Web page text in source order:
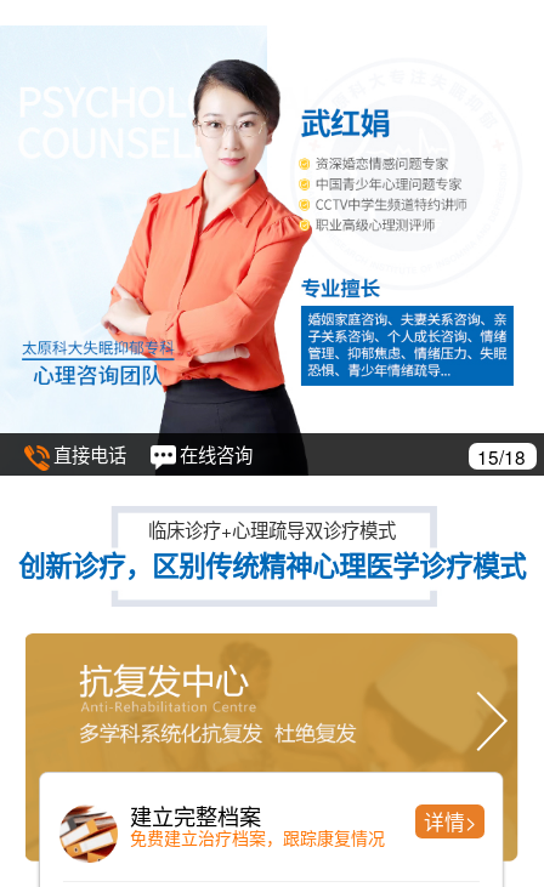
直接电话 在线咨询 16/18
临床诊疗+心理疏导双诊疗模式
创新诊疗，区别传统精神心理医学诊疗模式
ZY—09A型低频交变磁疗机
刺激大脑中枢，恢复脑神经递质分泌
详情>